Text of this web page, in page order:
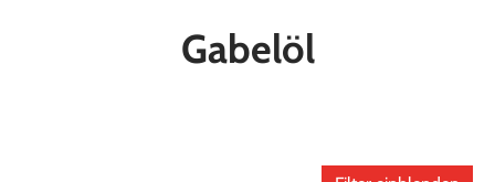
Gabelöl